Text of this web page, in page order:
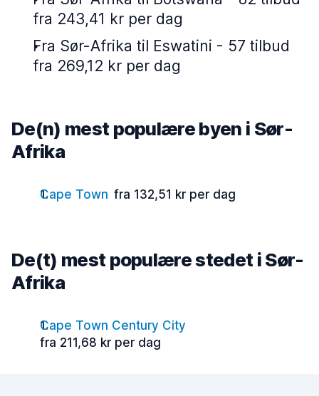
fra 243,41 kr per dag
Fra Sør-Afrika til Eswatini - 57 tilbud
fra 269,12 kr per dag
De(n) mest populære byen i Sør-
Afrika
Cape Town fra 132,51 kr per dag
De(t) mest populære stedet i Sør-
Afrika
Cape Town Century City
fra 211,68 kr per dag